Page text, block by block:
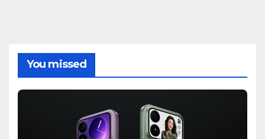
You missed